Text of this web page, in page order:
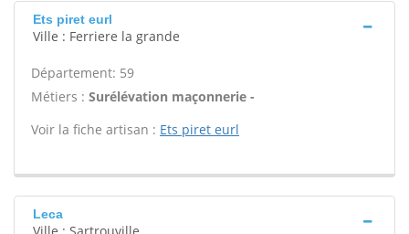
Ets piret eurl
Ville : Ferriere la grande
Département: 59
Métiers : Surélévation maçonnerie -
Voir la fiche artisan : Ets piret eurl
Leca